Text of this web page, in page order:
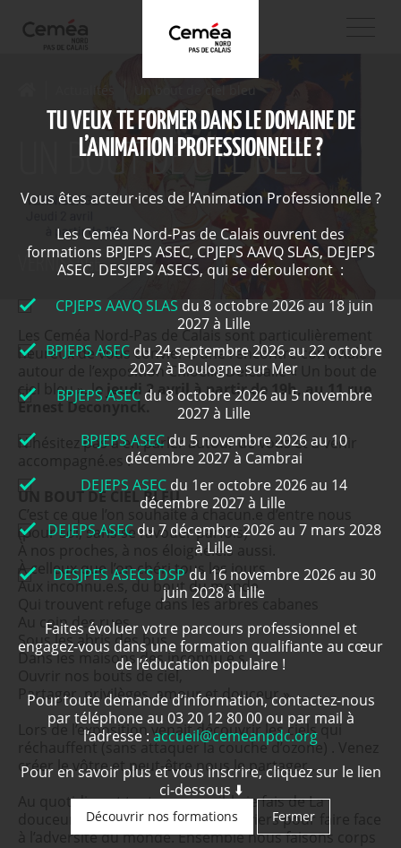
Actualités
UN BOUT DE CIEL BLEU
VERNISSAGE
Les Ceméa Nord-Pas de Calais sont particulièrement
heureux de vous convier à une rencontre conviviale
autour de l’exposition Chloëlia Delesalle « Un bout de
ciel bleu », le jeudi 2 avril à partir de 19h, au 11 rue
Ernest Deconynck.
N'hésitez pas à en parler autour de vous et à venir
accompagné.es !
UN BOUT DE CIEL BLEU
C’est ce que l’on souhaite à chacun.e d’entre nous
(pour soi, sans se l’avouer parfois)
À nos proches, à nos éloigné.e.s aussi.
À celleux que l’on chéri tous les jours
Aux inconnu.e.s, du bout du monde
Qui trouvent refuge dans les arbres cabanes
Au coin des rues
Sous les abris des bus
Dans les maisons des inconnu.e.s,
Ouvrir nos bouts de ciel,
Partager, privilèges, amour et douceur ».
Lors de l’exposition venait découvrir les ciels qui
réchauffent (sans attaquer la couche d’ozone) . Venez
créer le vôtre et peut-être nous le partager …
Au quotidien et tant que possible je fais de La
douceur et de la tendresse mes leviers pour faire face
à l’adversité du monde. Ensemble nous faisons corps
TU VEUX TE FORMER DANS LE DOMAINE DE
L’ANIMATION PROFESSIONNELLE ?
Vous êtes acteur·ices de l’Animation Professionnelle ?
Les Ceméa Nord-Pas de Calais ouvrent des
formations BPJEPS ASEC, CPJEPS AAVQ SLAS, DEJEPS
ASEC, DESJEPS ASECS, qui se dérouleront :
CPJEPS AAVQ SLAS du 8 octobre 2026 au 18 juin
2027 à Lille
BPJEPS ASEC du 24 septembre 2026 au 22 octobre
2027 à Boulogne sur Mer
BPJEPS ASECdu 8 octobre 2026 au 5 novembre
2027 à Lille
BPJEPS ASEC du 5 novembre 2026 au 10
décembre 2027 à Cambrai
DEJEPS ASEC du 1er octobre 2026 au 14
décembre 2027 à Lille
DEJEPS ASECdu 7 décembre 2026 au 7 mars 2028
à Lille
DESJPES ASECS DSP du 16 novembre 2026 au 30
juin 2028 à Lille
Faites évoluer votre parcours professionnel et
engagez-vous dans une formation qualifiante au cœur
de l’éducation populaire !
Pour toute demande d’information, contactez-nous
par téléphone au 03 20 12 80 00 ou par mail à
l’adresse : accueil@cemeanpdc.org
Pour en savoir plus et vous inscrire, cliquez sur le lien
ci-dessous ⬇️
Découvrir nos formations Fermer